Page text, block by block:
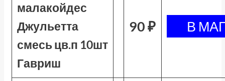
малакойдес
Джульетта
смесь цв.п 10шт
Гавриш
90 ₽